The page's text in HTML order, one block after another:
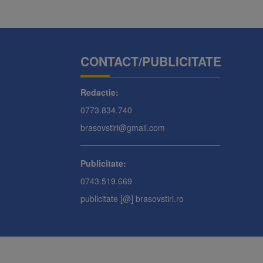
CONTACT/PUBLICITATE
Redactie:
0773.834.740
brasovstiri@gmail.com
Publicitate:
0743.519.669
publicitate [@] brasovstiri.ro